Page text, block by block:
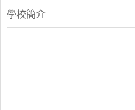
學校簡介